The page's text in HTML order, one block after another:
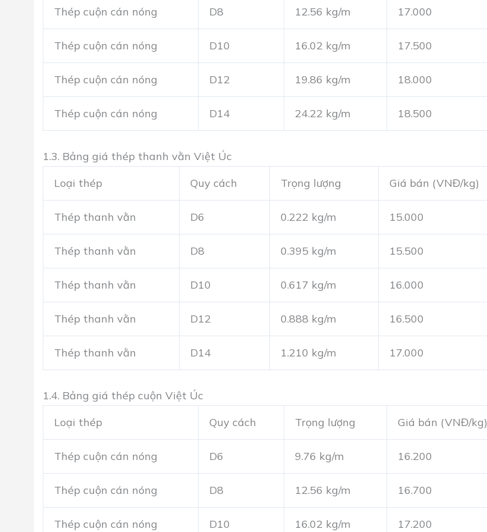
Thép cuộn cán nóng D8 12.56 kg/m 17.000
Thép cuộn cán nóng D10 16.02 kg/m 17.500
Thép cuộn cán nóng D12 19.86 kg/m 18.000
Thép cuộn cán nóng D14 24.22 kg/m 18.500
1.3. Bảng giá thép thanh vằn Việt Úc
Loại thép
Quy cách Trọng lượng Giá bán (VNĐ/kg)
Thép thanh vằn D6 0.222 kg/m 15.000
Thép thanh vằn D8 0.395 kg/m 15.500
Thép thanh vằn D10 0.617 kg/m 16.000
Thép thanh vằn D12 0.888 kg/m 16.500
Thép thanh vằn D14 1.210 kg/m 17.000
1.4. Bảng giá thép cuộn Việt Úc
Loại thép
Quy cách Trọng lượng Giá bán (VNĐ/kg)
Thép cuộn cán nóng D6 9.76 kg/m 16.200
Thép cuộn cán nóng D8 12.56 kg/m 16.700
Thép cuộn cán nóng D10 16.02 kg/m 17.200